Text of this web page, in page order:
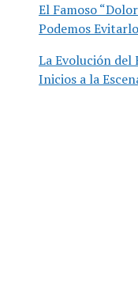
El Famoso
Podemos
La Evolución del
Inicios a la